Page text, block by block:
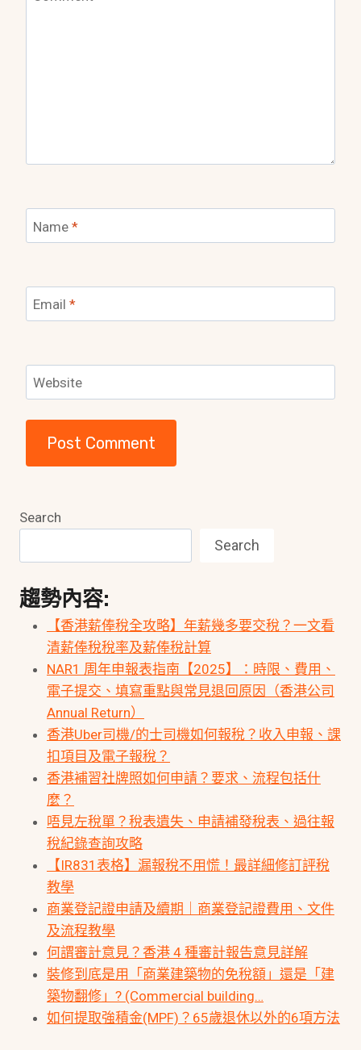
Name *
Email *
Website
Search
Search
趨勢內容:
【香港薪俸稅全攻略】年薪幾多要交稅？一文看
清薪俸稅稅率及薪俸稅計算
NAR1 周年申報表指南【2025】：時限、費用、
電子提交、填寫重點與常見退回原因（香港公司
Annual Return）
香港Uber司機/的士司機如何報稅？收入申報、課
扣項目及電子報稅？
香港補習社牌照如何申請？要求、流程包括什
麼？
唔見左稅單？稅表遺失、申請補發稅表、過往報
稅紀錄查詢攻略
【IR831表格】漏報稅不用慌！最詳細修訂評稅
教學
商業登記證申請及續期｜商業登記證費用、文件
及流程教學
何謂審計意見？香港 4 種審計報告意見詳解
裝修到底是用「商業建築物的免稅額」還是「建
築物翻修」? (Commercial building…
如何提取強積金(MPF)？65歲退休以外的6項方法